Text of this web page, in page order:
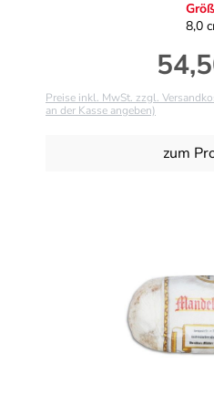
8,0
Preise inkl. MwSt. zzgl.
an der Kasse angeben)
zum